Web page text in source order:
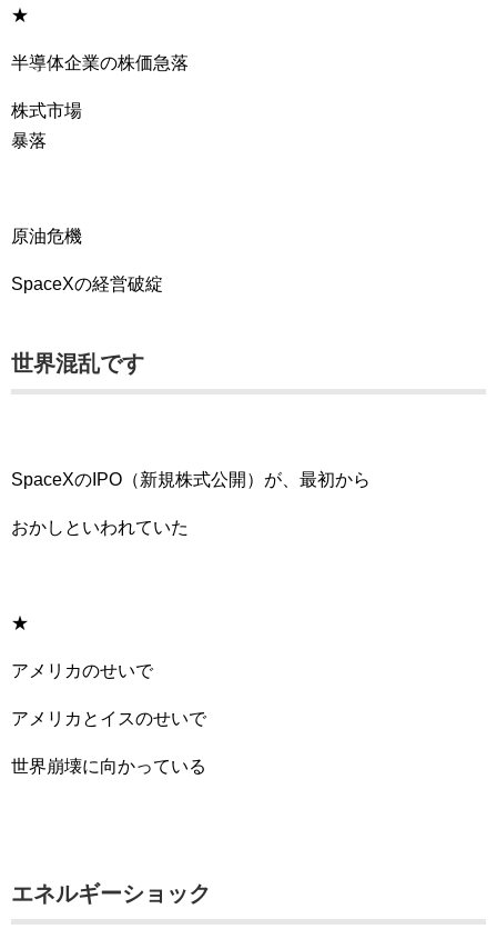
★
半導体企業の株価急落
株式市場
暴落
原油危機
SpaceXの経営破綻
世界混乱です
SpaceXのIPO（新規株式公開）が、最初から
おかしといわれていた
★
アメリカのせいで
アメリカとイスのせいで
世界崩壊に向かっている
エネルギーショック